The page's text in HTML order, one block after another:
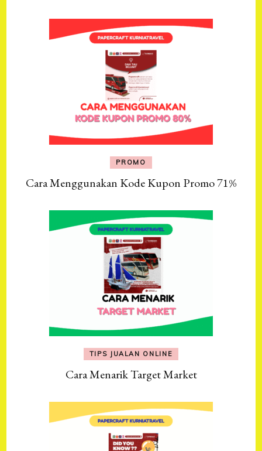
PROMO
Cara Menggunakan Kode Kupon Promo 71%
TIPS JUALAN ONLINE
Cara Menarik Target Market